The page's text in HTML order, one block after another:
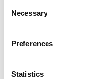
Selection
Necessary
Preferences
Statistics